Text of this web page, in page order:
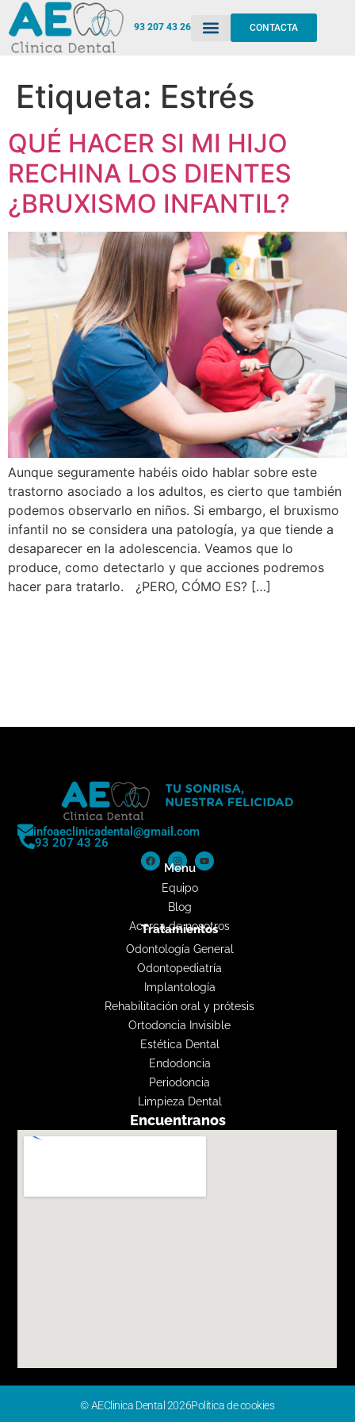
93 207 43 26 CONTACTA
Etiqueta: Estrés
QUÉ HACER SI MI HIJO
RECHINA LOS DIENTES
¿BRUXISMO INFANTIL?
Aunque seguramente habéis oido hablar sobre este
trastorno asociado a los adultos, es cierto que también
podemos observarlo en niños. Si embargo, el bruxismo
infantil no se considera una patología, ya que tiende a
desaparecer en la adolescencia. Veamos que lo
produce, como detectarlo y que acciones podremos
hacer para tratarlo. ¿PERO, CÓMO ES? […]
infoaeclinicadental@gmail.com
93 207 43 26
Menu
Equipo
Blog
Acerca de nosotros
Tratamientos
Odontología General
Odontopediatría
Implantología
Rehabilitación oral y prótesis
Ortodoncia Invisible
Estética Dental
Endodoncia
Periodoncia
Limpieza Dental
Encuentranos
© AEClinica Dental 2026Política de cookies